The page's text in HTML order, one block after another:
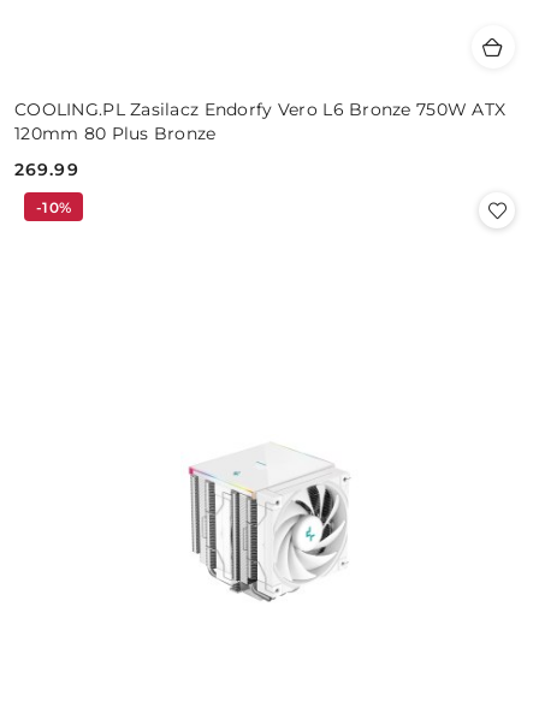
COOLING.PL Zasilacz Endorfy Vero L6 Bronze 750W ATX
120mm 80 Plus Bronze
Cena:
269.99
-10%